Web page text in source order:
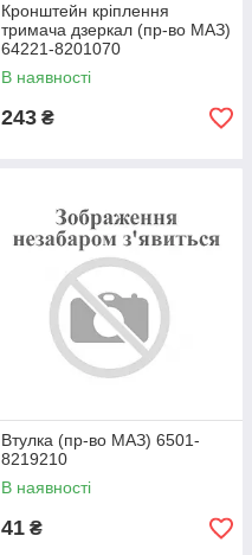
Кронштейн кріплення
тримача дзеркал (пр-во МАЗ)
64221-8201070
В наявності
243 ₴
Втулка (пр-во МАЗ) 6501-
8219210
В наявності
41 ₴